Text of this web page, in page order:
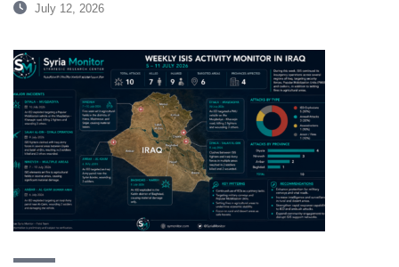
July 12, 2026